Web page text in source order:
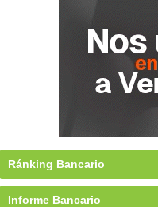
Ránking Bancario
Informe Bancario